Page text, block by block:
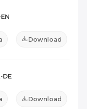
Download
DE
Download